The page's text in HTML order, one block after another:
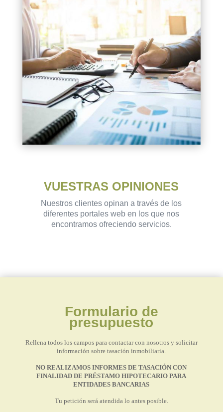
VUESTRAS OPINIONES
Nuestros clientes opinan a través de los
diferentes portales web en los que nos
encontramos ofreciendo servicios.
Formulario de
presupuesto
Rellena todos los campos para contactar con nosotros y solicitar
información sobre tasación inmobiliaria.
NO REALIZAMOS INFORMES DE TASACIÓN CON
FINALIDAD DE PRÉSTAMO HIPOTECARIO PARA
ENTIDADES BANCARIAS
Tu petición será atendida lo antes posible.